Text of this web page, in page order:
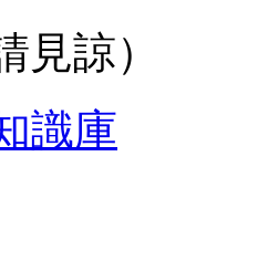
見諒）
識庫